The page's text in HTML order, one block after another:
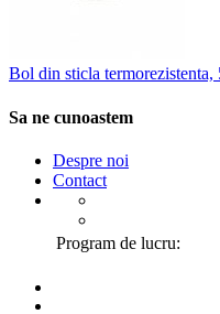
Bol din sticla termorezistenta,
Sa ne cunoastem
Despre noi
Contact
Program de lucru: